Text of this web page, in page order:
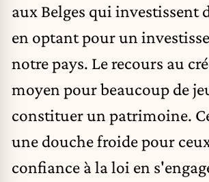
aux Belges qui investissent
en optant pour un
notre pays. Le recours au
moyen pour beaucoup de
constituer un patrimoine.
une douche froide pour
confiance à la loi en